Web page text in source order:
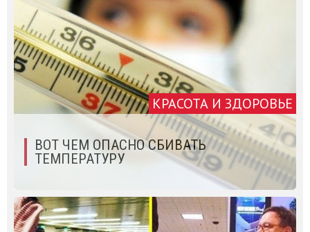
КРАСОТА И ЗДОРОВЬЕ
ВОТ ЧЕМ ОПАСНО СБИВАТЬ
ТЕМПЕРАТУРУ